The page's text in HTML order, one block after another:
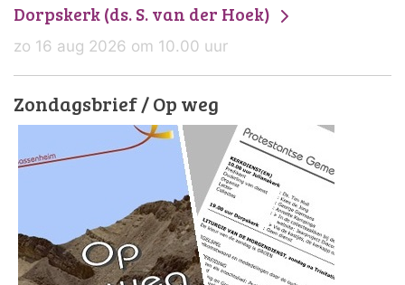
Dorpskerk (ds. S. van der Hoek)
zo 16 aug 2026 om 10.00 uur
Zondagsbrief / Op weg